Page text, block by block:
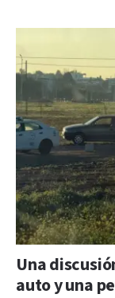
Una
auto y una